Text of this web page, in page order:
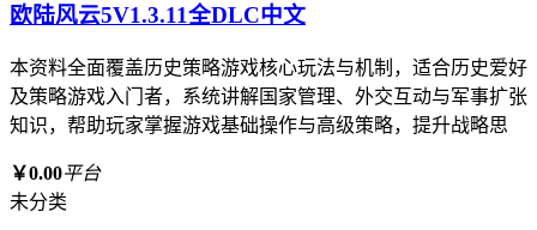
欧陆风云5V1.3.11全DLC中文
本资料全面覆盖历史策略游戏核心玩法与机制，适合历史爱好
及策略游戏入门者，系统讲解国家管理、外交互动与军事扩张
知识，帮助玩家掌握游戏基础操作与高级策略，提升战略思
￥0.00平台
未分类